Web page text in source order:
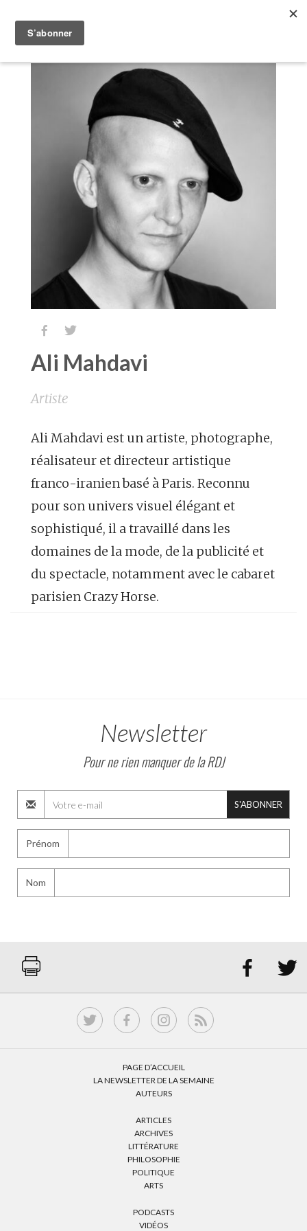
 
Ali Mahdavi
Artiste
Ali Mahdavi est un artiste, photographe,
réalisateur et directeur artistique
franco-iranien basé à Paris. Reconnu
pour son univers visuel élégant et
sophistiqué, il a travaillé dans les
domaines de la mode, de la publicité et
du spectacle, notamment avec le cabaret
parisien Crazy Horse.
Newsletter
Pour ne rien manquer de la RDJ
S'ABONNER
Prénom
Nom
 
PAGE D’ACCUEIL
LA NEWSLETTER DE LA SEMAINE
AUTEURS
ARTICLES
ARCHIVES
LITTÉRATURE
PHILOSOPHIE
POLITIQUE
ARTS
PODCASTS
VIDÉOS